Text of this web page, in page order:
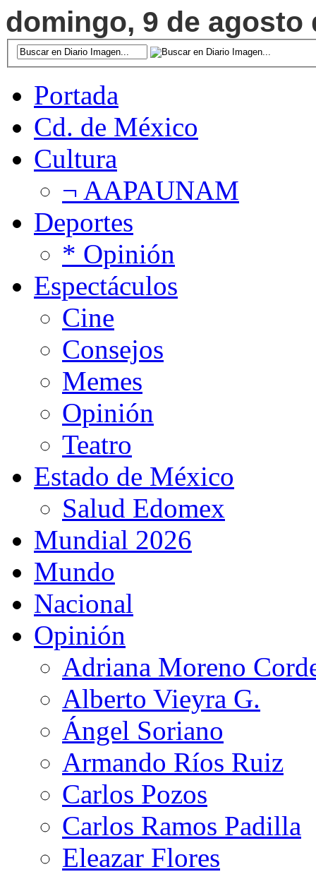
domingo, 9 de agosto
Portada
Cd. de México
Cultura
¬ AAPAUNAM
Deportes
* Opinión
Espectáculos
Cine
Consejos
Memes
Opinión
Teatro
Estado de México
Salud Edomex
Mundial 2026
Mundo
Nacional
Opinión
Adriana Moreno
Alberto Vieyra G.
Ángel Soriano
Armando Ríos Ruiz
Carlos Pozos
Carlos Ramos Padilla
Eleazar Flores